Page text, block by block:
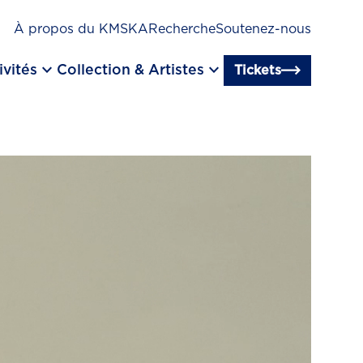
À propos du KMSKARechercheSoutenez-nous
keyboard_arrow_down Collection & Artistes keyboard_arrow_down Tickets